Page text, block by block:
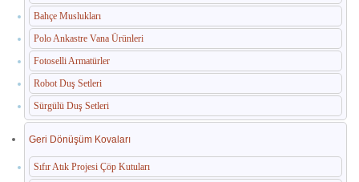
Medikal Ekipmanlar
Paslanmaz Havuz Ekipmanları
🛒 TEKLIF SEPETIM
İLETIŞIM
Bahçe Muslukları
Polo Ankastre Vana Ürünleri
Fotoselli Armatürler
Robot Duş Setleri
Sürgülü Duş Setleri
Geri Dönüşüm Kovaları
Sıfır Atık Projesi Çöp Kutuları